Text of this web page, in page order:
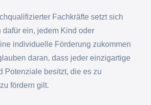
Fachkräfte setzt sich
dafür ein, jedem Kind oder
individuelle Förderung zukommen
daran, dass jeder einzigartige
Potenziale besitzt, die es zu
fördern gilt.